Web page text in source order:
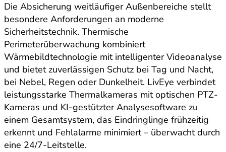
Die Absicherung weitläufiger Außenbereiche stellt
besondere Anforderungen an moderne
Sicherheitstechnik. Thermische
Perimeterüberwachung kombiniert
Wärmebildtechnologie mit intelligenter Videoanalyse
und bietet zuverlässigen Schutz bei Tag und Nacht,
bei Nebel, Regen oder Dunkelheit. LivEye verbindet
leistungsstarke Thermalkameras mit optischen PTZ-
Kameras und KI-gestützter Analysesoftware zu
einem Gesamtsystem, das Eindringlinge frühzeitig
erkennt und Fehlalarme minimiert – überwacht durch
eine 24/7-Leitstelle.